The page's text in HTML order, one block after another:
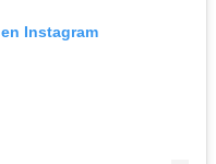
Instagram